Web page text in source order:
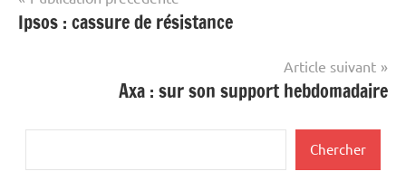
de
Ipsos : cassure de résistance
Article suivant
Axa : sur son support hebdomadaire
Chercher